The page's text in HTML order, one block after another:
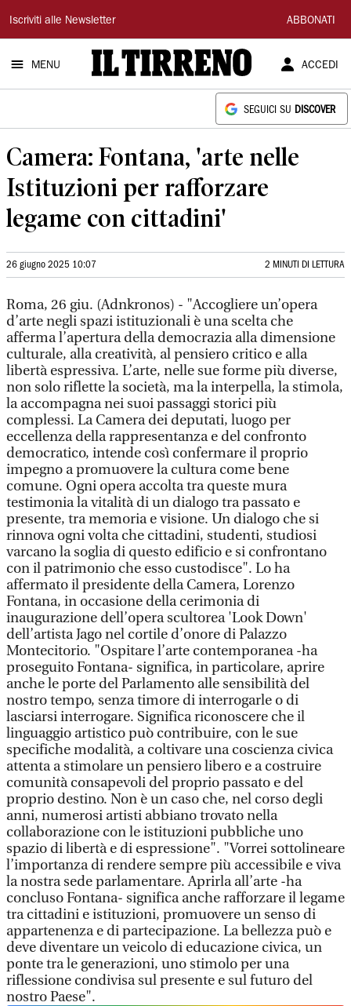
Il
Tirreno
Iscriviti alle Newsletter ABBONATI
MENU ACCEDI
SEGUICI SU DISCOVER
Camera: Fontana, 'arte nelle
Istituzioni per rafforzare
legame con cittadini'
26 giugno 2025 10:07 2 MINUTI DI LETTURA
Roma, 26 giu. (Adnkronos) - "Accogliere un’opera
d’arte negli spazi istituzionali è una scelta che
afferma l’apertura della democrazia alla dimensione
culturale, alla creatività, al pensiero critico e alla
libertà espressiva. L’arte, nelle sue forme più diverse,
non solo riflette la società, ma la interpella, la stimola,
la accompagna nei suoi passaggi storici più
complessi. La Camera dei deputati, luogo per
eccellenza della rappresentanza e del confronto
democratico, intende così confermare il proprio
impegno a promuovere la cultura come bene
comune. Ogni opera accolta tra queste mura
testimonia la vitalità di un dialogo tra passato e
presente, tra memoria e visione. Un dialogo che si
rinnova ogni volta che cittadini, studenti, studiosi
varcano la soglia di questo edificio e si confrontano
con il patrimonio che esso custodisce". Lo ha
affermato il presidente della Camera, Lorenzo
Fontana, in occasione della cerimonia di
inaugurazione dell’opera scultorea 'Look Down'
dell’artista Jago nel cortile d’onore di Palazzo
Montecitorio. "Ospitare l’arte contemporanea -ha
proseguito Fontana- significa, in particolare, aprire
anche le porte del Parlamento alle sensibilità del
nostro tempo, senza timore di interrogarle o di
lasciarsi interrogare. Significa riconoscere che il
linguaggio artistico può contribuire, con le sue
specifiche modalità, a coltivare una coscienza civica
attenta a stimolare un pensiero libero e a costruire
comunità consapevoli del proprio passato e del
proprio destino. Non è un caso che, nel corso degli
anni, numerosi artisti abbiano trovato nella
collaborazione con le istituzioni pubbliche uno
spazio di libertà e di espressione". "Vorrei sottolineare
l’importanza di rendere sempre più accessibile e viva
la nostra sede parlamentare. Aprirla all’arte -ha
concluso Fontana- significa anche rafforzare il legame
tra cittadini e istituzioni, promuovere un senso di
appartenenza e di partecipazione. La bellezza può e
deve diventare un veicolo di educazione civica, un
ponte tra le generazioni, uno stimolo per una
riflessione condivisa sul presente e sul futuro del
nostro Paese".